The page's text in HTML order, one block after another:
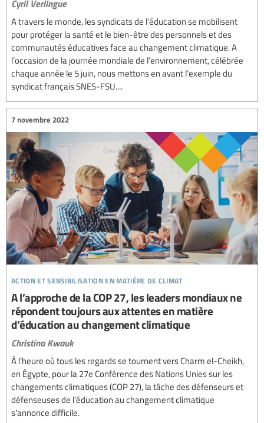
Cyril Verlingue
A travers le monde, les syndicats de l’éducation se mobilisent
pour protéger la santé et le bien-être des personnels et des
communautés éducatives face au changement climatique. A
l’occasion de la journée mondiale de l’environnement, célébrée
chaque année le 5 juin, nous mettons en avant l’exemple du
syndicat français SNES-FSU....
action et sensibilisation en matière de climat
7 novembre 2022
A l’approche de la COP 27, les leaders mondiaux ne
répondent toujours aux attentes en matière
d’éducation au changement climatique
Christina Kwauk
À l’heure où tous les regards se tournent vers Charm el-Cheikh,
en Égypte, pour la 27e Conférence des Nations Unies sur les
changements climatiques (COP 27), la tâche des défenseurs et
défenseuses de l’éducation au changement climatique
s'annonce difficile.